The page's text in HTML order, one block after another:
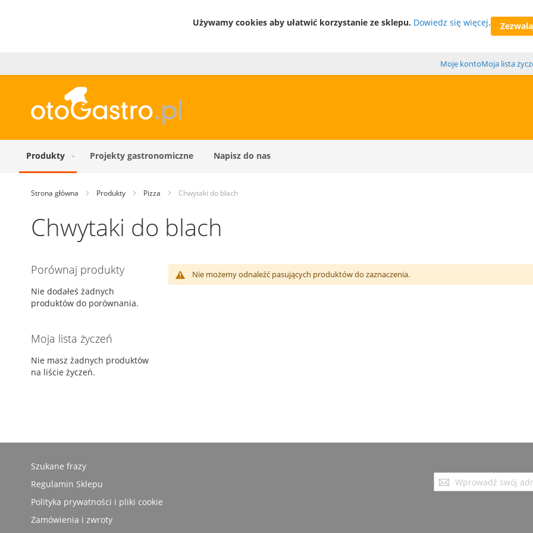
Używamy cookies aby ułatwić korzystanie ze sklepu. Dowiedz się więcej.
Moje kontoMoja lista
Produkty Projekty gastronomiczne Napisz do nas
Strona główna Produkty Pizza Chwytaki do blach
Chwytaki do blach
Nie możemy odnaleźć pasujących produktów do zaznaczenia.
Porównaj produkty
Nie dodałeś żadnych
produktów do porównania.
Moja lista życzeń
Nie masz żadnych produktów
na liście życzeń.
Subskrybuj
nasz
Szukane frazy
Regulamin Sklepu
Polityka prywatności i pliki cookie
Zamówienia i zwroty